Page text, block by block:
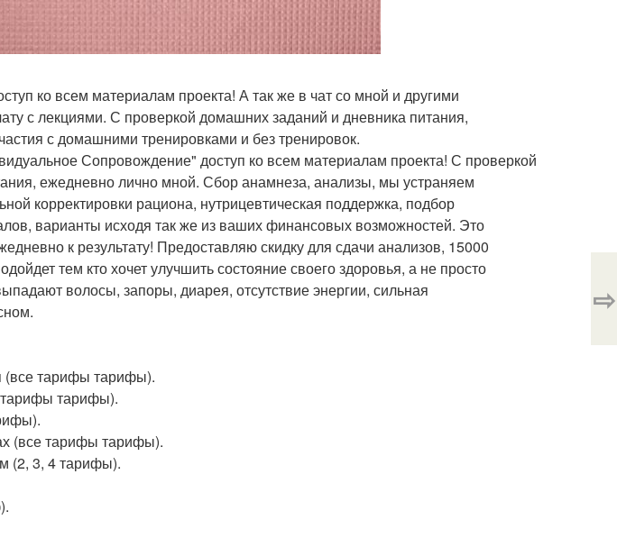
ко всем материалам проекта! А так же в чат со мной и другими
с лекциями. С проверкой домашних заданий и дневника питания,
с домашними тренировками и без тренировок.
Сопровождение" доступ ко всем материалам проекта! С проверкой
ежедневно лично мной. Сбор анамнеза, анализы, мы устраняем
корректировки рациона, нутрицевтическая поддержка, подбор
варианты исходя так же из ваших финансовых возможностей. Это
к результату! Предоставляю скидку для сдачи анализов, 15000
тем кто хочет улучшить состояние своего здоровья, а не просто
волосы, запоры, диарея, отсутствие энергии, сильная
(все тарифы тарифы).
тарифы тарифы).
(все тарифы тарифы).
(2, 3, 4 тарифы).
⇨